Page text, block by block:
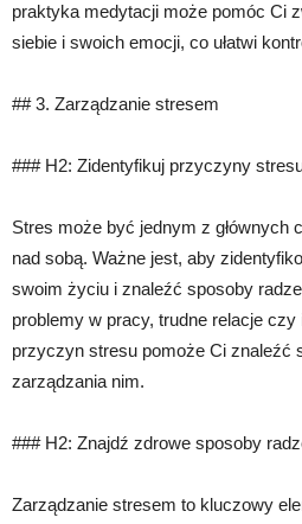
praktyka medytacji może pomóc Ci
siebie i swoich emocji, co ułatwi
## 3. Zarządzanie stresem
### H2: Zidentyfikuj przyczyny
Stres może być jednym z głównych
nad sobą. Ważne jest, aby
swoim życiu i znaleźć sposoby
problemy w pracy, trudne relacje
przyczyn stresu pomoże Ci znaleźć
zarządzania nim.
### H2: Znajdź zdrowe sposoby
Zarządzanie stresem to kluczowy